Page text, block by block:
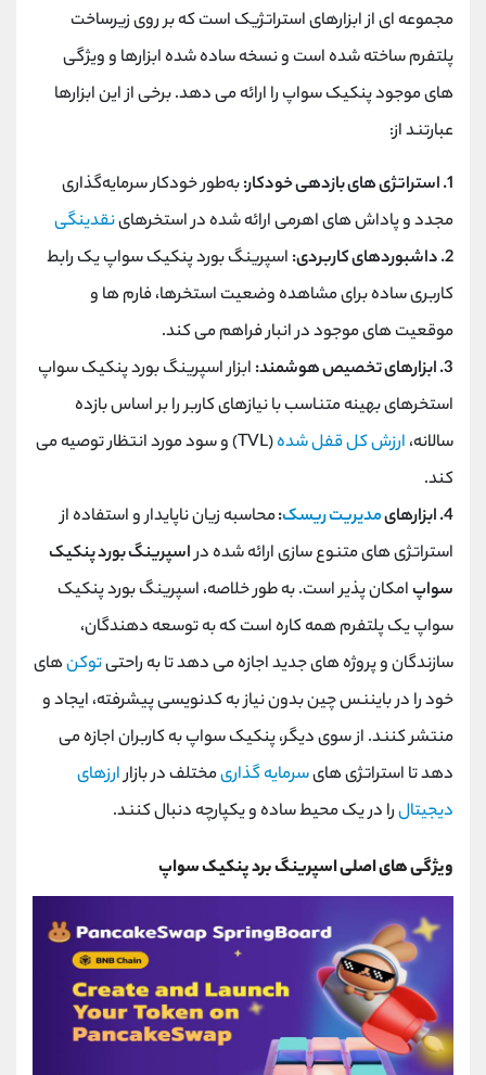
مجموعه ای از ابزارهای استراتژیک است که بر روی زیرساخت
پلتفرم ساخته شده است و نسخه ساده شده ابزارها و ویژگی
های موجود پنکیک سواپ را ارائه می دهد. برخی از این ابزارها
عبارتند از:
1. استراتژی ‌های بازدهی خودکار:
به‌طور خودکار سرمایه‌گذاری
مجدد و پاداش ‌های اهرمی ارائه شده در استخرهاینقدینگی
2. داشبوردهای کاربردی:
اسپرینگ بورد پنکیک سواپ یک رابط
کاربری ساده برای مشاهده وضعیت استخرها، فارم ها و
موقعیت های موجود در انبار فراهم می کند.
3. ابزارهای تخصیص هوشمند:
ابزار اسپرینگ بورد پنکیک سواپ
استخرهای بهینه متناسب با نیازهای کاربر را بر اساس بازده
سالانه، ارزش کل قفل شده
(TVL) و سود مورد انتظار توصیه می
کند.
4. ابزارهای
مدیریت ریسک:محاسبه زیان ناپایدار و استفاده از
استراتژی های متنوع سازی ارائه شده دراسپرینگ بورد پنکیک
سواپامکان پذیر است. به طور خلاصه، اسپرینگ بورد پنکیک
سواپ یک پلتفرم همه کاره است که به توسعه دهندگان،
سازندگان و پروژه های جدید اجازه می دهد تا به راحتیتوکنهای
خود را در بایننس چین بدون نیاز به کدنویسی پیشرفته، ایجاد و
منتشر کنند. از سوی دیگر، پنکیک سواپ به کاربران اجازه می
دهد تا استراتژی هایسرمایه گذاریمختلف در بازارارزهای
دیجیتالرا در یک محیط ساده و یکپارچه دنبال کنند.
ویژگی های اصلی اسپرینگ برد پنکیک سواپ